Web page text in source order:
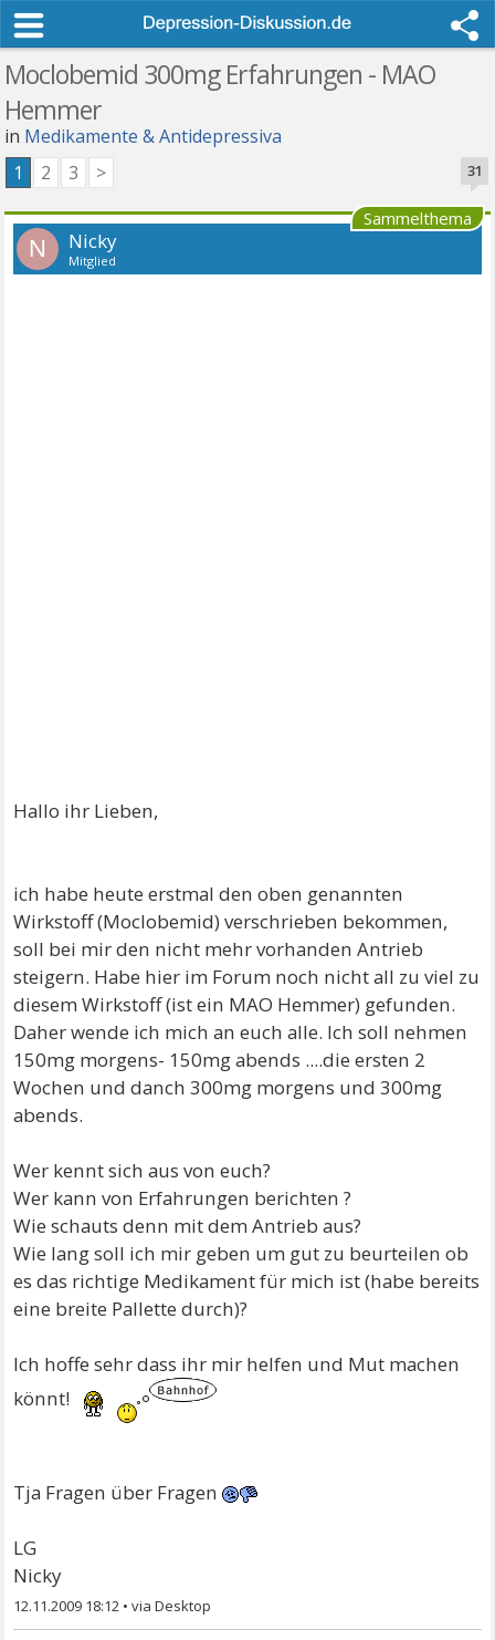
Moclobemid 300mg Erfahrungen - MAO
Hemmer
in Medikamente & Antidepressiva
31
1 2 3 >
Sammelthema
N Nicky
Mitglied
Hallo ihr Lieben,
ich habe heute erstmal den oben genannten
Wirkstoff (Moclobemid) verschrieben bekommen,
soll bei mir den nicht mehr vorhanden Antrieb
steigern. Habe hier im Forum noch nicht all zu viel zu
diesem Wirkstoff (ist ein MAO Hemmer) gefunden.
Daher wende ich mich an euch alle. Ich soll nehmen
150mg morgens- 150mg abends ....die ersten 2
Wochen und danch 300mg morgens und 300mg
abends.
Wer kennt sich aus von euch?
Wer kann von Erfahrungen berichten ?
Wie schauts denn mit dem Antrieb aus?
Wie lang soll ich mir geben um gut zu beurteilen ob
es das richtige Medikament für mich ist (habe bereits
eine breite Pallette durch)?
Ich hoffe sehr dass ihr mir helfen und Mut machen
könnt!
Tja Fragen über Fragen
LG
Nicky
12.11.2009 18:12 •